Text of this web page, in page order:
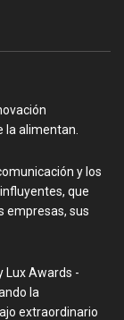
la alimentan.
y los
que
empresas, sus
Lux Awards -
la
extraordinario